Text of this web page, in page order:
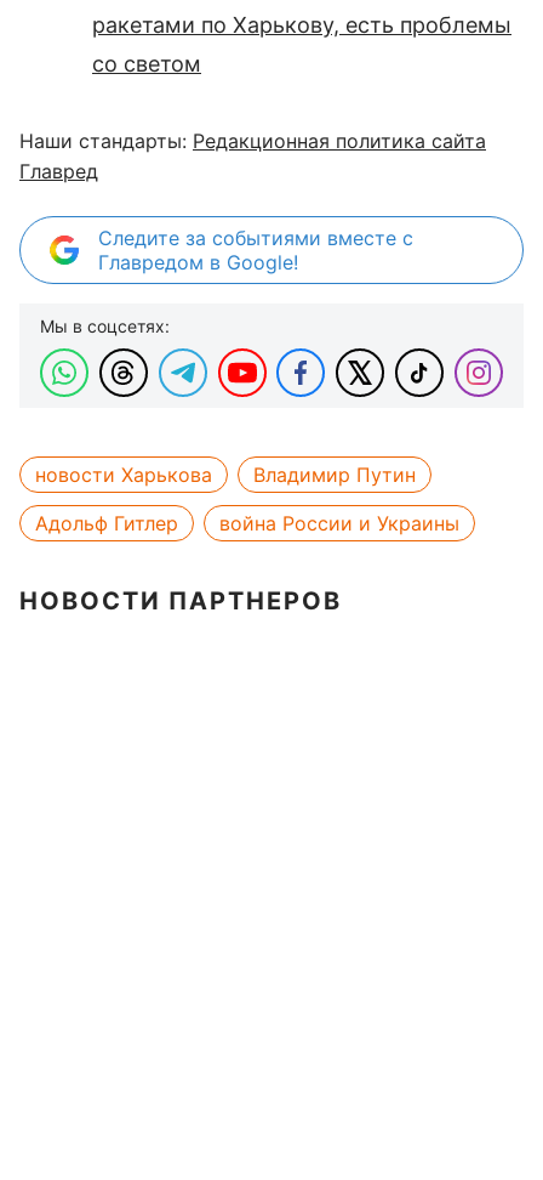
ракетами по Харькову, есть проблемы
со светом
Наши стандарты: Редакционная политика сайта
Главред
Следите за событиями вместе с
Главредом в Google!
Мы в соцсетях:
новости Харькова
Владимир Путин
Адольф Гитлер
война России и Украины
НОВОСТИ ПАРТНЕРОВ